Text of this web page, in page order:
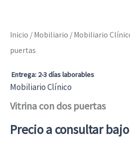
Inicio / Mobiliario / Mobiliario
puertas
Entrega: 2-3 días laborables
Mobiliario Clínico
Vitrina con dos puertas
Precio a consultar